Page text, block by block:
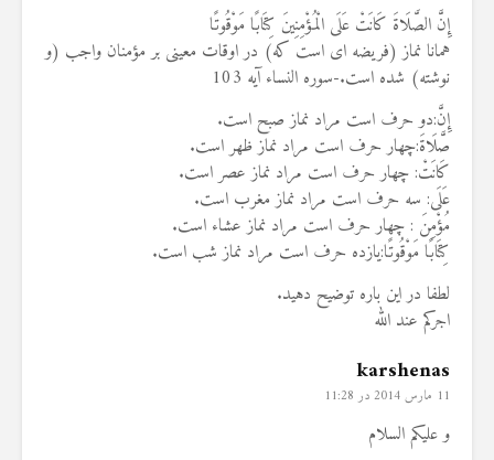
إِنَّ الصَّلَاةَ كَانَتْ عَلَى الْمُؤْمِنِينَ كِتَابًا مَوْقُوتًا
همانا نماز (فریضه ای است که) در اوقات معینی بر مؤمنان واجب (و
نوشته) شده است.-سوره النساء آیه 103
إِنَّ:دو حرف است مراد نماز صبح است.
صَّلَاةَ:چهار حرف است مراد نماز ظهر است.
كَانَتْ: چهار حرف است مراد نماز عصر است.
عَلَى: سه حرف است مراد نماز مغرب است.
مُؤْمِنَ : چهار حرف است مراد نماز عشاء است.
كِتَابًا مَوْقُوتًا:یازده حرف است مراد نماز شب است.
لطفا در این باره توضیح دهید.
اجرکم عند الله
karshenas
11 مارس 2014 در 11:28
و علیکم السلام